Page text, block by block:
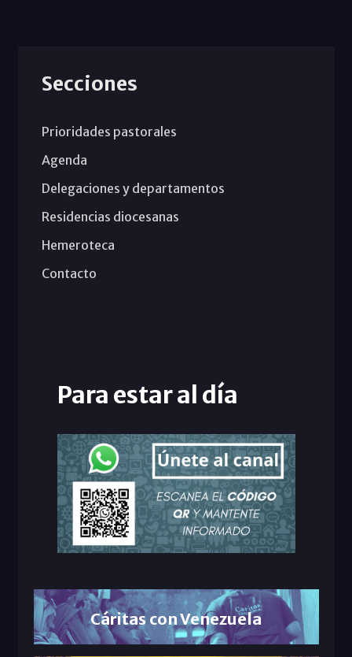
Secciones
Prioridades pastorales
Agenda
Delegaciones y departamentos
Residencias diocesanas
Hemeroteca
Contacto
Para estar al día
Cáritas con Venezuela